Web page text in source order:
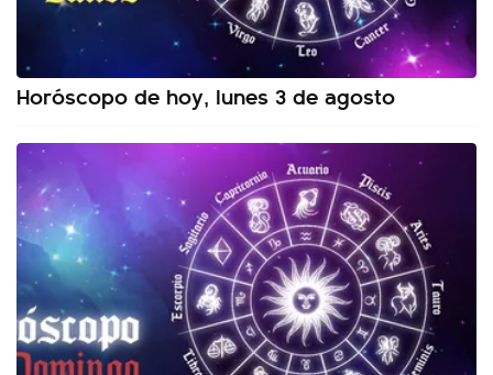
Horóscopo de hoy, lunes 3 de agosto